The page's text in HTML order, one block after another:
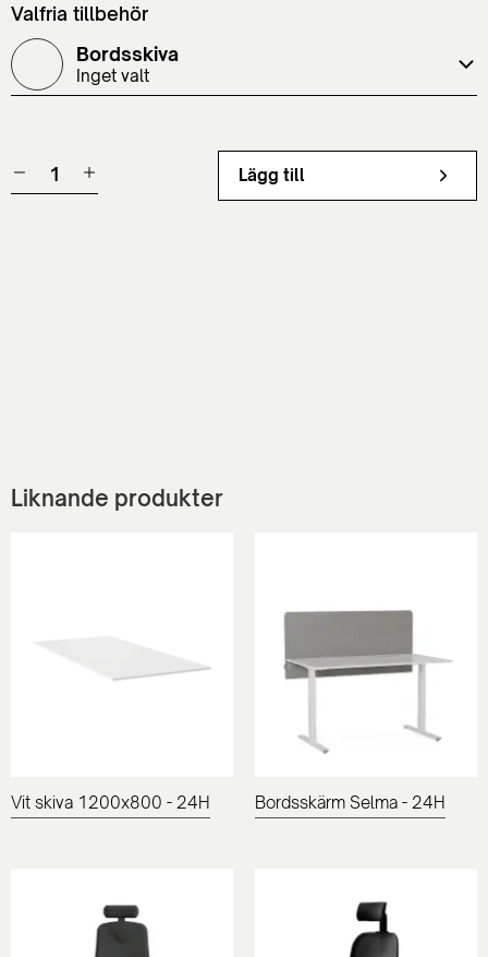
Valfria tillbehör
Bordsskiva
Inget valt
Lägg till
Liknande produkter
Vit skiva 1200x800 - 24H Bordsskärm Selma - 24H